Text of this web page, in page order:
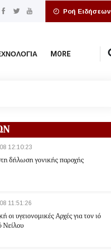
Ροή Ειδήσεων
MORE
12:10:23
δήλωση γονικής παροχής
11:51:26
οι υγειονομικές Αρχές για τον ιό
Νείλου